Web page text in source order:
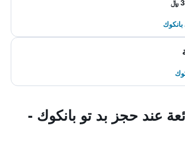
عند حجز بد تو بانكوك -